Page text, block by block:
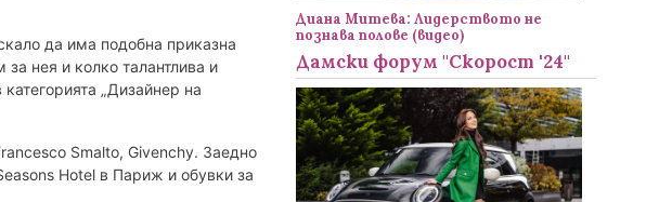
да има подобна приказна
нея и колко талантлива и
„Дизайнер на
Smalto, Givenchy. Заедно
Hotel в Париж и обувки за
Диана Митева: Лидерството не
познава полове (видео)
Дамски форум "Скорост '24"